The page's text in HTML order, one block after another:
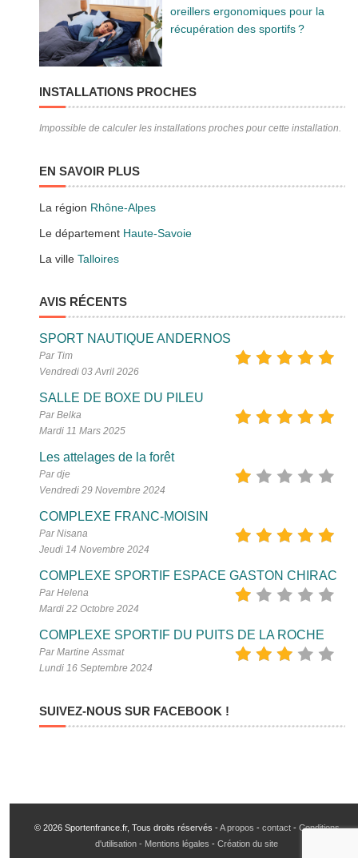
oreillers ergonomiques pour la
récupération des sportifs ?
INSTALLATIONS PROCHES
Impossible de calculer les installations proches pour cette installation.
EN SAVOIR PLUS
La région Rhône-Alpes
Le département Haute-Savoie
La villeTalloires
AVIS RÉCENTS
SPORT NAUTIQUE ANDERNOS
Par Tim
Vendredi 03 Avril 2026
SALLE DE BOXE DU PILEU
Par Belka
Mardi 11 Mars 2025
Les attelages de la forêt
Par dje
Vendredi 29 Novembre 2024
COMPLEXE FRANC-MOISIN
Par Nisana
Jeudi 14 Novembre 2024
COMPLEXE SPORTIF ESPACE GASTON CHIRAC
Par Helena
Mardi 22 Octobre 2024
COMPLEXE SPORTIF DU PUITS DE LA ROCHE
Par Martine Assmat
Lundi 16 Septembre 2024
SUIVEZ-NOUS SUR FACEBOOK !
© 2026 Sportenfrance.fr, Tous droits réservés -A propos - contact- Conditions
d'utilisation - Mentions légales - Création du site